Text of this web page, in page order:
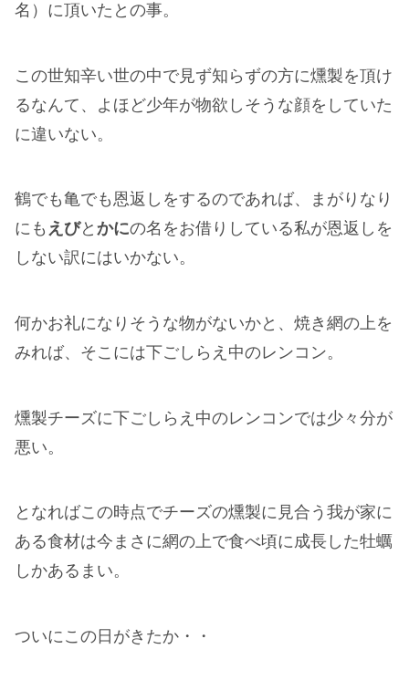
名）に頂いたとの事。
この世知辛い世の中で見ず知らずの方に燻製を頂け
るなんて、よほど少年が物欲しそうな顔をしていた
に違いない。
鶴でも亀でも恩返しをするのであれば、まがりなり
にも えびと かにの名をお借りしている私が恩返しを
しない訳にはいかない。
何かお礼になりそうな物がないかと、焼き網の上を
みれば、そこには下ごしらえ中のレンコン。
燻製チーズに下ごしらえ中のレンコンでは少々分が
悪い。
となればこの時点でチーズの燻製に見合う我が家に
ある食材は今まさに網の上で食べ頃に成長した牡蠣
しかあるまい。
ついにこの日がきたか・・